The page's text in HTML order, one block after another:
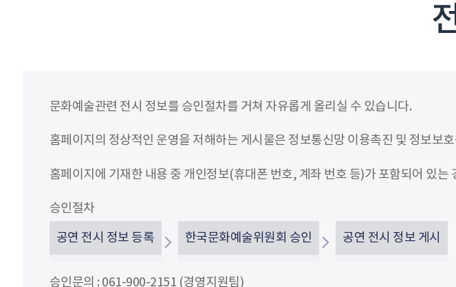
문화예술관련 전시 정보를 승인절차를 거쳐 자유롭게 올리실 수 있습니다.
홈페이지의 정상적인 운영을 저해하는 게시물은 정보통신망 이용촉진 및 정보보
홈페이지에 기재한 내용 중 개인정보(휴대폰 번호, 계좌 번호 등)가 포함되어 있는
승인절차
공연 전시 정보 등록 한국문화예술위원회 승인 공연 전시 정보 게시
승인문의 : 061-900-2151 (경영지원팀)